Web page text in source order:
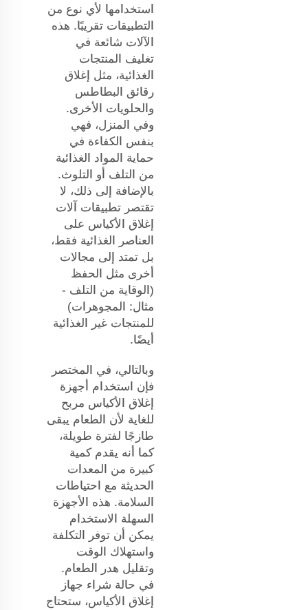
استخدامها لأي نوع من
التطبيقات تقريبًا. هذه
الآلات شائعة في
تغليف المنتجات
الغذائية، مثل إغلاق
رقائق البطاطس
والحلويات الأخرى.
وفي المنزل، فهي
بنفس الكفاءة في
حماية المواد الغذائية
من التلف أو التلوث.
بالإضافة إلى ذلك، لا
تقتصر تطبيقات آلات
إغلاق الأكياس على
العناصر الغذائية فقط،
بل تمتد إلى مجالات
أخرى مثل الحفظ
(الوقاية من التلف -
مثال: المجوهرات)
للمنتجات غير الغذائية
أيضًا.
وبالتالي، في المختصر
فإن استخدام أجهزة
إغلاق الأكياس مربح
للغاية لأن الطعام يبقى
طازجًا لفترة طويلة،
كما أنه يقدم كمية
كبيرة من المعدات
الحديثة مع احتياطات
السلامة. هذه الأجهزة
السهلة الاستخدام
يمكن أن توفر التكلفة
واستهلاك الوقت
وتقليل هدر الطعام.
في حالة شراء جهاز
إغلاق الأكياس، ستحتاج